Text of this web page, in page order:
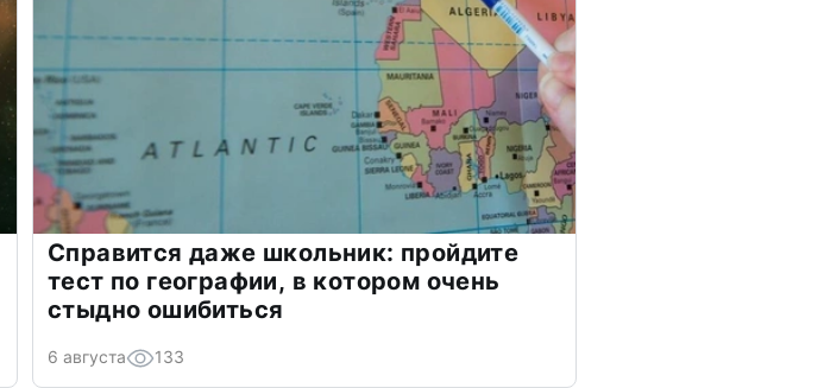
Справится даже школьник: пройдите
тест по географии, в котором очень
стыдно ошибиться
6 августа 133